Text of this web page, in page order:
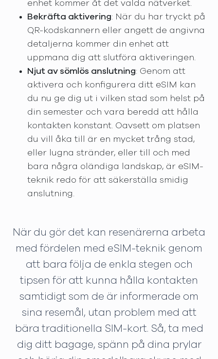
enhet kommer åt det valda nätverket.
Bekräfta aktivering: När du har tryckt på
QR-kodskannern eller angett de angivna
detaljerna kommer din enhet att
uppmana dig att slutföra aktiveringen.
Njut av sömlös anslutning: Genom att
aktivera och konfigurera ditt eSIM kan
du nu ge dig ut i vilken stad som helst på
din semester och vara beredd att hålla
kontakten konstant. Oavsett om platsen
du vill åka till är en mycket trång stad,
eller lugna stränder, eller till och med
bara några oländiga landskap, är eSIM-
teknik redo för att säkerställa smidig
anslutning.
När du gör det kan resenärerna arbeta
med fördelen med eSIM-teknik genom
att bara följa de enkla stegen och
tipsen för att kunna hålla kontakten
samtidigt som de är informerade om
sina resemål, utan problem med att
bära traditionella SIM-kort. Så, ta med
dig ditt bagage, spänn på dina prylar